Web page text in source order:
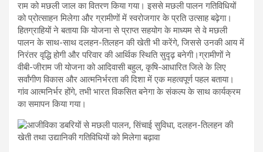
राम को मछली जाल का वितरण किया गया। इससे मछली पालन गतिविधियों
को प्रोत्साहन मिलेगा और ग्रामीणों में स्वरोजगार के प्रति उत्साह बढ़ेगा।
हितग्राहियों ने बताया कि योजना से प्राप्त सहयोग के माध्यम से वे मछली
पालन के साथ-साथ दलहन-तिलहन की खेती भी करेंगे, जिससे उनकी आय में
निरंतर वृद्धि होगी और परिवार की आर्थिक स्थिति सुदृढ़ बनेगी।ग्रामीणों ने
वीबी-जीराम जी योजना को आदिवासी बहुल, कृषि-आधारित जिले के लिए
सर्वांगीण विकास और आत्मनिर्भरता की दिशा में एक महत्वपूर्ण पहल बताया।
गांव आत्मनिर्भर होंगे, तभी भारत विकसित बनेगा के संकल्प के साथ कार्यक्रम
का समापन किया गया।